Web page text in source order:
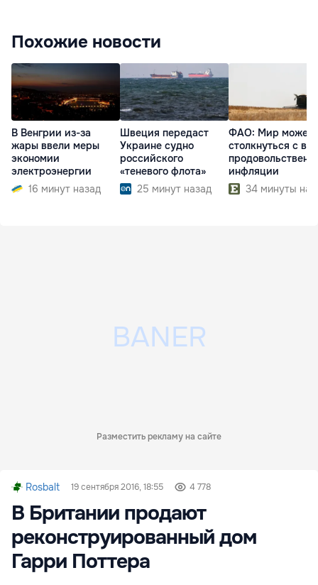
Похожие новости
В Венгрии из-за
жары ввели меры
экономии
электроэнергии
16 минут назад
Швеция передаст
Украине судно
российского
«теневого флота»
25 минут назад
ФАО: Мир может
столкнуться с
инфляции
34 минуты
Разместить рекламу на сайте
Rosbalt 19 сентября 2016, 18:55 4 778
В Британии продают
реконструированный дом
Гарри Поттера